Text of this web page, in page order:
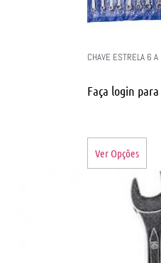
CHAVE ESTRELA 6
Faça login
Ver Opções